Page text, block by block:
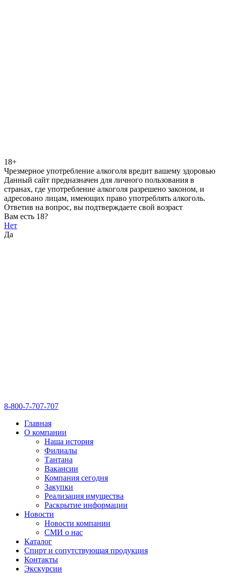
18+
Чрезмерное употребление алкоголя вредит вашему здоровью
Данный сайт предназначен для личного пользования в
странах, где употребление алкоголя разрешено законом, и
адресовано лицам, имеющих право употреблять алкоголь.
Ответив на вопрос, вы подтверждаете свой возраст
Вам есть 18?
Нет
Да
8-800-7-707-707
Главная
О компании
Наша история
Филиалы
Тантана
Вакансии
Компания сегодня
Закупки
Реализация имущества
Раскрытие информации
Новости
Новости компании
СМИ о нас
Каталог
Спирт и сопутствующая продукция
Контакты
Экскурсии